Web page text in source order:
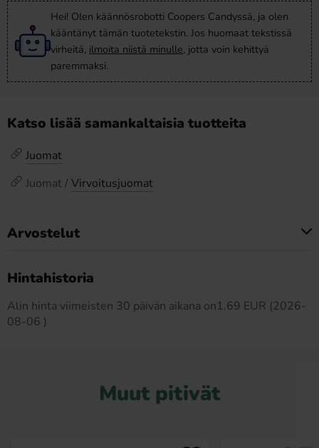
Hei! Olen käännösrobotti Coopers Candyssä, ja olen
kääntänyt tämän tuotetekstin. Jos huomaat tekstissä
virheitä, ilmoita niistä minulle, jotta voin kehittyä
paremmaksi.
Katso lisää samankaltaisia tuotteita
Juomat
Juomat / Virvoitusjuomat
Arvostelut
Hintahistoria
Alin hinta viimeisten 30 päivän aikana on1.69 EUR (2026-
08-06 )
Muut pitivät